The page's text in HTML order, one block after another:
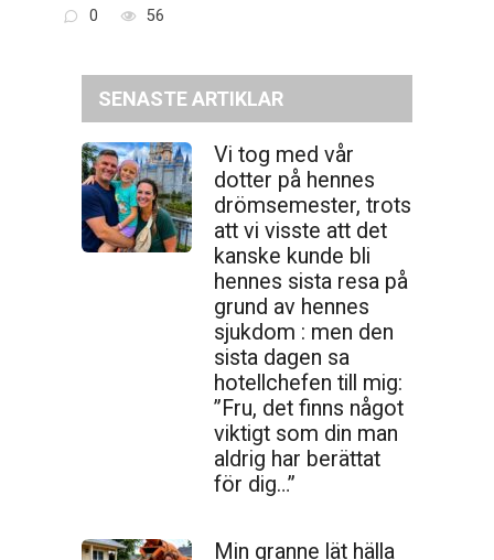
0 56
SENASTE ARTIKLAR
Vi tog med vår
dotter på hennes
drömsemester, trots
att vi visste att det
kanske kunde bli
hennes sista resa på
grund av hennes
sjukdom : men den
sista dagen sa
hotellchefen till mig:
”Fru, det finns något
viktigt som din man
aldrig har berättat
för dig…”
Min granne lät hälla